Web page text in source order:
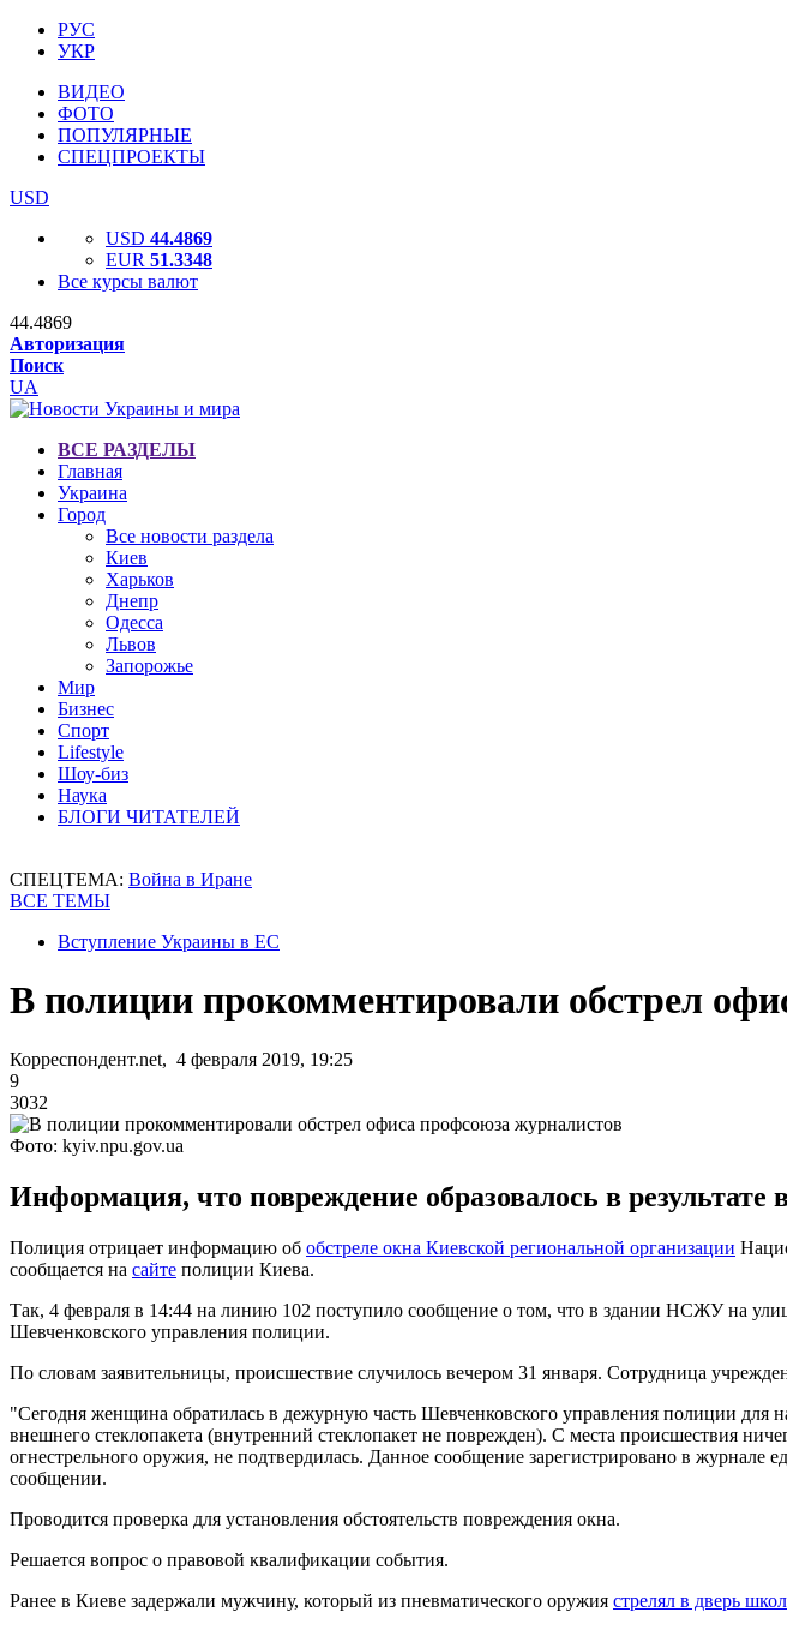
РУС
УКР
ВИДЕО
ФОТО
ПОПУЛЯРНЫЕ
СПЕЦПРОЕКТЫ
USD
USD 44.4869
EUR 51.3348
Все курсы валют
44.4869
Авторизация
Поиск
UA
ВСЕ РАЗДЕЛЫ
Главная
Украина
Город
Все новости раздела
Киев
Харьков
Днепр
Одесса
Львов
Запорожье
Мир
Бизнес
Спорт
Lifestyle
Шоу-биз
Наука
БЛОГИ ЧИТАТЕЛЕЙ
СПЕЦТЕМА: Война в Иране
ВСЕ ТЕМЫ
Вступление Украины в ЕС
В полиции прокомментировали обстрел
Корреспондент.net, 4 февраля 2019, 19:25
9
3032
Фото: kyiv.npu.gov.ua
Информация, что повреждение образовалось в результате
Полиция отрицает информацию об обстреле окна Киевской региональной организации
сообщается на сайте полиции Киева.
Так, 4 февраля в 14:44 на линию 102 поступило сообщение о том, что в здании НСЖУ на
Шевченковского управления полиции.
По словам заявительницы, происшествие случилось вечером 31 января. Сотрудница
"Сегодня женщина обратилась в дежурную часть Шевченковского управления полиции для
внешнего стеклопакета (внутренний стеклопакет не поврежден). С места происшествия
огнестрельного оружия, не подтвердилась. Данное сообщение зарегистрировано в
сообщении.
Проводится проверка для установления обстоятельств повреждения окна.
Решается вопрос о правовой квалификации события.
Ранее в Киеве задержали мужчину, который из пневматического оружия стрелял в дверь